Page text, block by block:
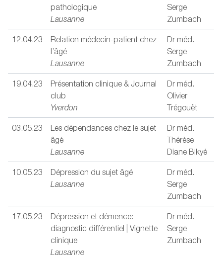
pathologique
Lausanne
Serge
Zumbach
12.04.23
Relation médecin-patient chez
l’âgé
Lausanne
Dr méd.
Serge
Zumbach
19.04.23
Présentation clinique & Journal
club
Yverdon
Dr méd.
Olivier
Trégouët
03.05.23
Les dépendances chez le sujet
âgé
Lausanne
Dr méd.
Thérèse
Diane Bikyé
10.05.23
Dépression du sujet âgé
Lausanne
Dr méd.
Serge
Zumbach
17.05.23
Dépression et démence:
diagnostic différentiel | Vignette
clinique
Lausanne
Dr méd.
Serge
Zumbach